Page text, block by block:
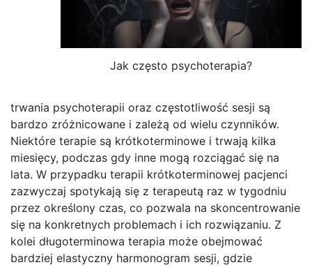
Jak często psychoterapia?
trwania psychoterapii oraz częstotliwość sesji są
bardzo zróżnicowane i zależą od wielu czynników.
Niektóre terapie są krótkoterminowe i trwają kilka
miesięcy, podczas gdy inne mogą rozciągać się na
lata. W przypadku terapii krótkoterminowej pacjenci
zazwyczaj spotykają się z terapeutą raz w tygodniu
przez określony czas, co pozwala na skoncentrowanie
się na konkretnych problemach i ich rozwiązaniu. Z
kolei długoterminowa terapia może obejmować
bardziej elastyczny harmonogram sesji, gdzie